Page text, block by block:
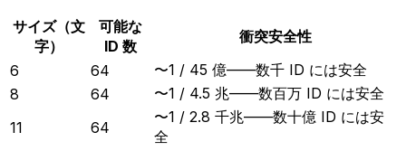
サイズ（文
字）
可能な
ID 数
衝突安全性
6
64
〜1 / 45 億——数千 ID には安全
8
64
〜1 / 4.5 兆——数百万 ID には安全
11
64
〜1 / 2.8 千兆——数十億 ID には安
全